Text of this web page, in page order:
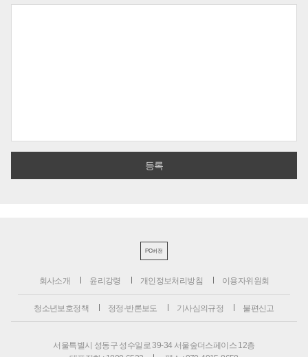
PC버전
회사소개 윤리강령 개인정보처리방침 이용자위원회
청소년보호정책 정정·반론보도 기사심의규정 불편신고
서울특별시 성동구 성수일로 39-34 서울숲더스페이스 12층